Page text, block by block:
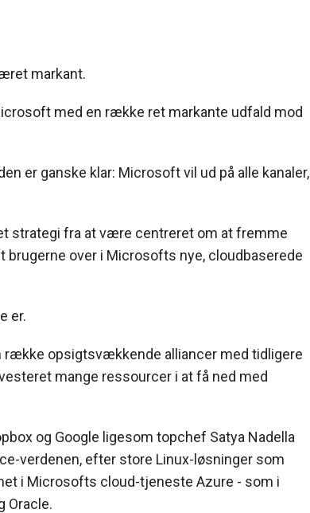
markant.
med en række ret markante udfald mod
er ganske klar: Microsoft vil ud på alle kanaler,
strategi fra at være centreret om at fremme
over i Microsofts nye, cloudbaserede
er.
række opsigtsvækkende alliancer med tidligere
mange ressourcer i at få ned med
og Google ligesom topchef Satya Nadella
verdenen, efter store Linux-løsninger som
i Microsofts cloud-tjeneste Azure - som i
Oracle.